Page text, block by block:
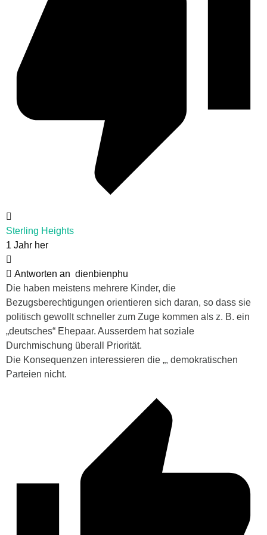
Sterling Heights
1 Jahr her
Antworten an dienbienphu
Die haben meistens mehrere Kinder, die
Bezugsberechtigungen orientieren sich daran, so dass sie
politisch gewollt schneller zum Zuge kommen als z. B. ein
„deutsches“ Ehepaar. Ausserdem hat soziale
Durchmischung überall Priorität.
Die Konsequenzen interessieren die „, demokratischen
Parteien nicht.